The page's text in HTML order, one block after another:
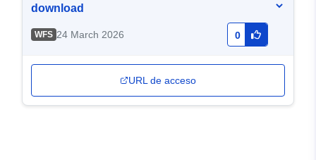
download
WFS 24 March 2026 0
URL de acceso